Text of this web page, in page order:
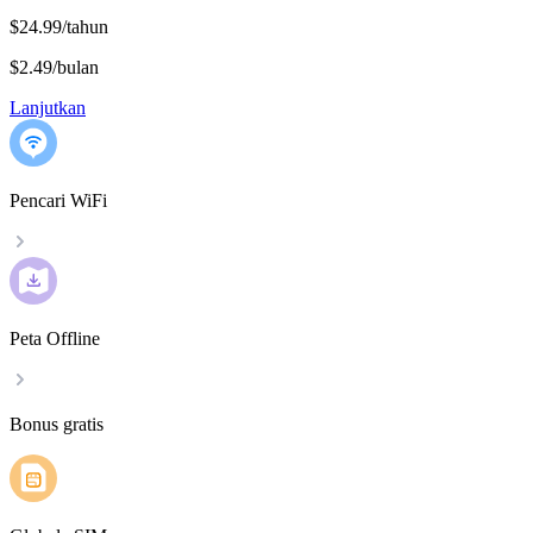
$24.99/tahun
$2.49/bulan
Lanjutkan
Pencari WiFi
Peta Offline
Bonus gratis